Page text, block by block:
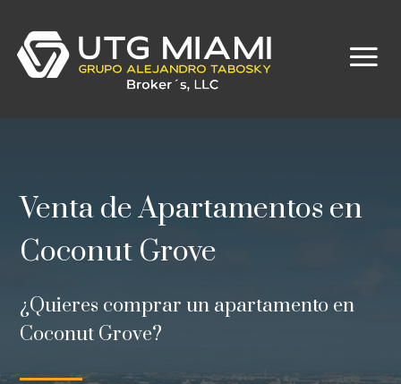
Venta de Apartamentos en
Coconut Grove
¿Quieres comprar un apartamento en
Coconut Grove?